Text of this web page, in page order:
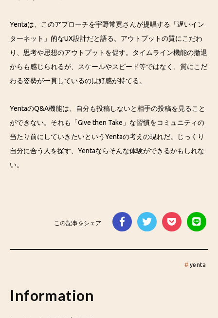
Yentaは、このアプローチを宇野常寛さんが提唱する「遅いイン
ターネット」的なUX設計だと語る。アウトプットの質にこだわ
り、思考や思想のアウトプットを促す。タイムライン機能の撤退
からも感じられるが、スケールやスピード等ではなく、質にこだ
わる姿勢が一貫しているのは好感が持てる。
YentaのQ&A機能は、自分も投稿しないと相手の投稿を見ること
ができない。それも「Give then Take」な習慣をコミュニティの
当たり前にしていきたいというYentaの考えの現れだ。じっくり
自分に合う人を探す、Yentaならそんな体験ができるかもしれな
い。
この記事をシェア
# yenta
Information